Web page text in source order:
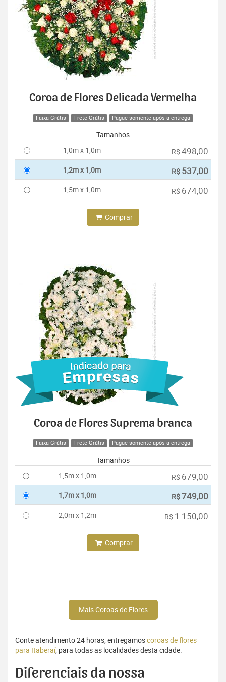
Coroa de Flores Delicada Vermelha
Faixa Grátis Frete Grátis Pague somente após a entrega
Tamanhos
1,0m x 1,0m
R$ 498,00
1,2m x 1,0m R$ 537,00
1,5m x 1,0m R$ 674,00
Comprar
Coroa de Flores Suprema branca
Faixa Grátis Frete Grátis Pague somente após a entrega
Tamanhos
1,5m x 1,0m
R$ 679,00
1,7m x 1,0m R$749,00
2,0m x 1,2m R$ 1.150,00
Comprar
Mais Coroas de Flores
Conte atendimento 24 horas, entregamoscoroas de flores
para Itaberaí, para todas as localidades desta cidade.
Diferenciais da nossa